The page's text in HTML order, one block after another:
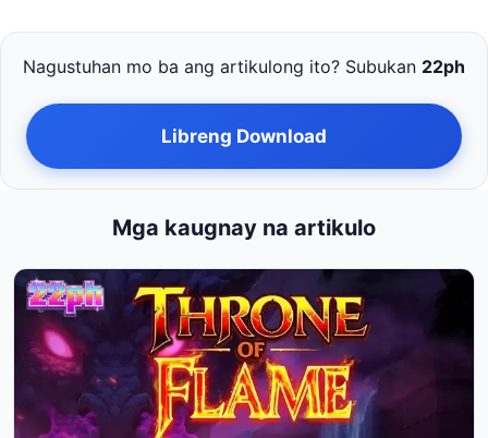
Nagustuhan mo ba ang artikulong ito? Subukan 22ph
Libreng Download
Mga kaugnay na artikulo